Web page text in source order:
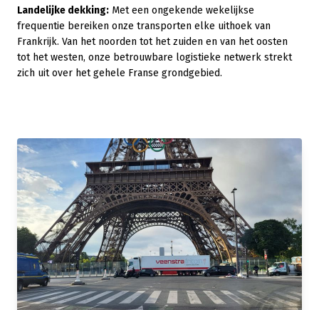
Landelijke dekking: Met een ongekende wekelijkse
frequentie bereiken onze transporten elke uithoek van
Frankrijk. Van het noorden tot het zuiden en van het oosten
tot het westen, onze betrouwbare logistieke netwerk strekt
zich uit over het gehele Franse grondgebied.